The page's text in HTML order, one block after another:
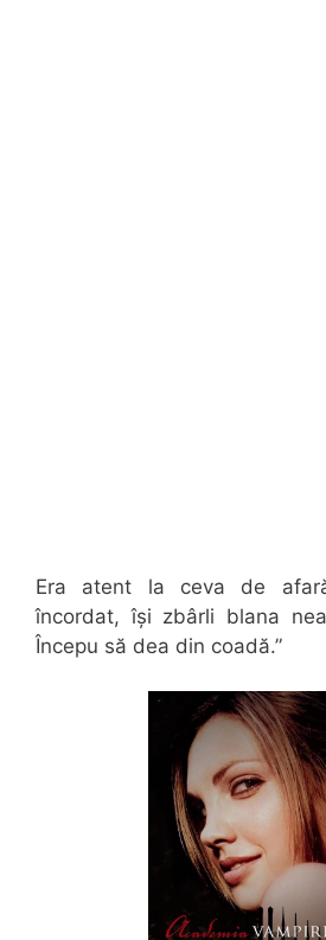
Era atent la ceva de
încordat, își zbârli blana
Începu să dea din coadă.”